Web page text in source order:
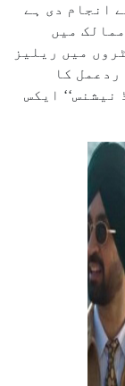
نے انجام دی ہے
کو بیرون ممالک میں
میں ریلیز
کا
نیشنس‘‘ ایکس